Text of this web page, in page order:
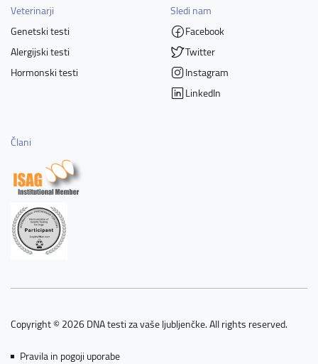
Veterinarji
Genetski testi
Alergijski testi
Hormonski testi
Sledi nam
Facebook
Twitter
Instagram
LinkedIn
Člani
Copyright © 2026 DNA testi za vaše ljubljenčke. All rights reserved.
Pravila in pogoji uporabe